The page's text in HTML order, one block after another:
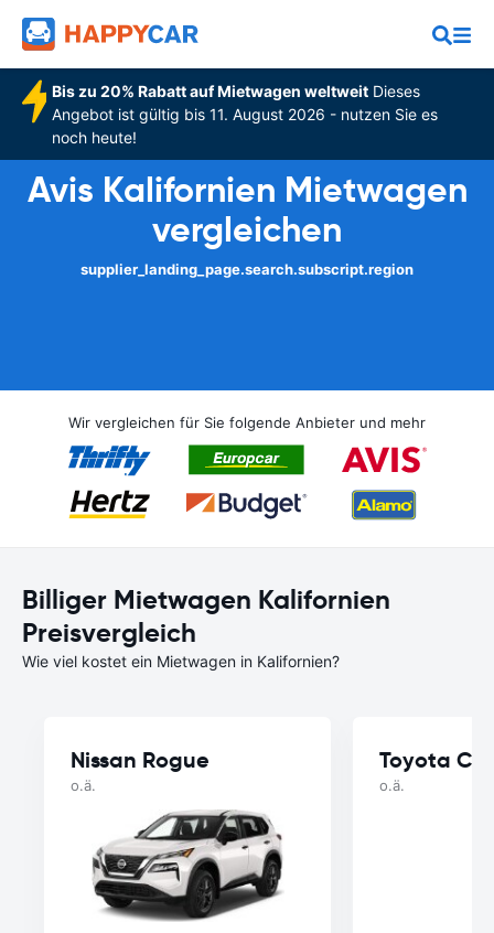
Bis zu 20% Rabatt auf Mietwagen weltweitDieses
Angebot ist gültig bis 11. August 2026 - nutzen Sie es
noch heute!
Avis Kalifornien Mietwagen
vergleichen
supplier_landing_page.search.subscript.region
Wir vergleichen für Sie folgende Anbieter und mehr
Billiger Mietwagen Kalifornien
Preisvergleich
Wie viel kostet ein Mietwagen in Kalifornien?
Nissan Rogue
o.ä.
Toyota
o.ä.